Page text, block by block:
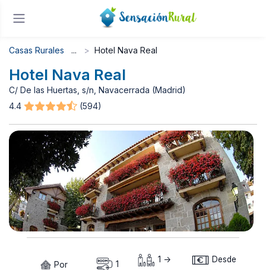
Casas Rurales Hotel Nava Real
Hotel Nava Real
C/ De las Huertas, s/n, Navacerrada (Madrid)
4.4
(594)
Por
1
1 ->
Desde